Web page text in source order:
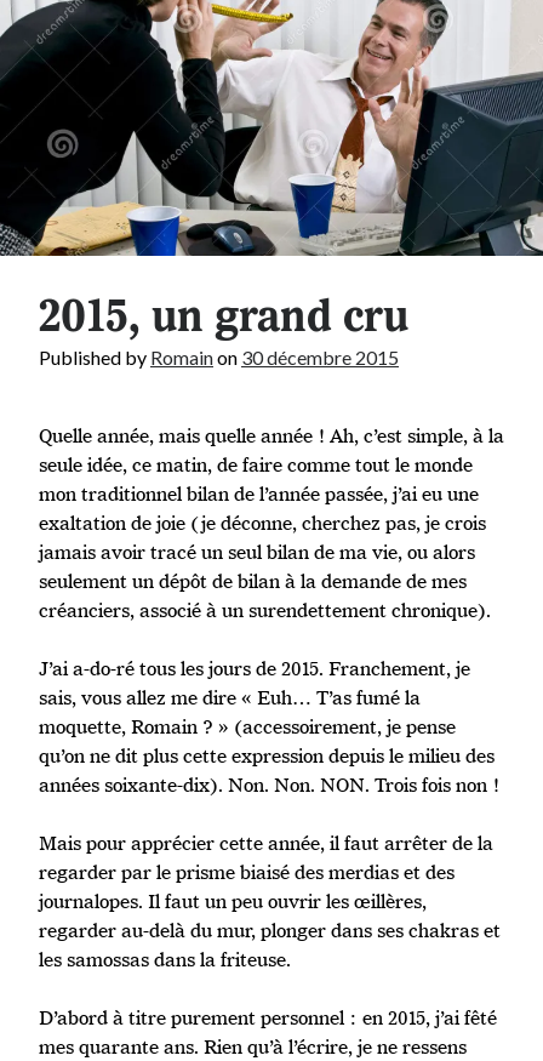
2015, un grand cru
Published by Romainon 30 décembre 2015
Quelle année, mais quelle année ! Ah, c’est simple, à la
seule idée, ce matin, de faire comme tout le monde
mon traditionnel bilan de l’année passée, j’ai eu une
exaltation de joie (je déconne, cherchez pas, je crois
jamais avoir tracé un seul bilan de ma vie, ou alors
seulement un dépôt de bilan à la demande de mes
créanciers, associé à un surendettement chronique).
J’ai a-do-ré tous les jours de 2015. Franchement, je
sais, vous allez me dire « Euh… T’as fumé la
moquette, Romain ? » (accessoirement, je pense
qu’on ne dit plus cette expression depuis le milieu des
années soixante-dix). Non. Non. NON. Trois fois non !
Mais pour apprécier cette année, il faut arrêter de la
regarder par le prisme biaisé des merdias et des
journalopes. Il faut un peu ouvrir les œillères,
regarder au-delà du mur, plonger dans ses chakras et
les samossas dans la friteuse.
D’abord à titre purement personnel : en 2015, j’ai fêté
mes quarante ans. Rien qu’à l’écrire, je ne ressens